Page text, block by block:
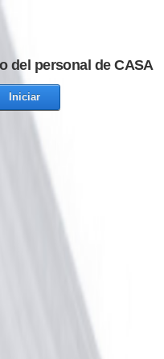
Iniciar
del personal de CASA